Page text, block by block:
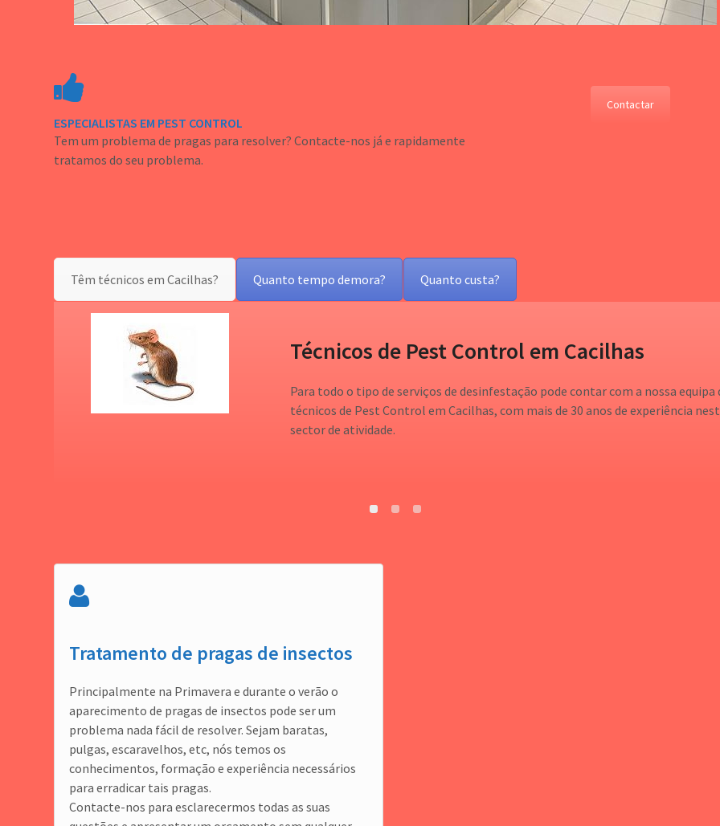
ESPECIALISTAS EM PEST CONTROL
Tem um problema de pragas para resolver? Contacte-nos já e rapidamente
tratamos do seu problema.
Contactar
Têm técnicos em Cacilhas? Quanto tempo demora? Quanto custa?
Técnicos de Pest Control em Cacilhas
Para todo o tipo de serviços de desinfestação pode contar com a nossa equipa
técnicos de Pest Control em Cacilhas, com mais de 30 anos de experiência
sector de atividade.
Tratamento de pragas de insectos
Principalmente na Primavera e durante o verão o
aparecimento de pragas de insectos pode ser um
problema nada fácil de resolver. Sejam baratas,
pulgas, escaravelhos, etc, nós temos os
conhecimentos, formação e experiência necessários
para erradicar tais pragas.
Contacte-nos para esclarecermos todas as suas